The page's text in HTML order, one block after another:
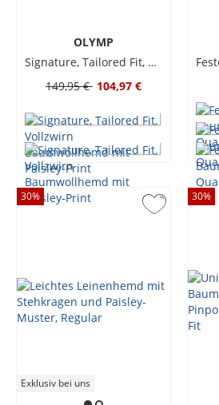
OLYMP
Signature, Tailored Fit, Vollzwirn Baumwollhemd mit Paisley-Print
149,95 € 104,97 €
30%
Exklusiv bei uns
30%